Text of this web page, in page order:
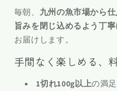
合
わ
せ
8
切
セ
ッ
合
わ
せ
切
ッ
毎朝、 九州の魚市場から
旨みを閉じ込めるよう丁
お届けします。
手間なく楽しめる、
1切れ100g以上の満